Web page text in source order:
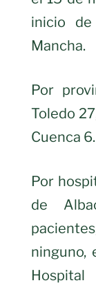
inicio
Mancha.
Por
Toledo
Cuenca 6.
Por
de
ninguno,
Hospital